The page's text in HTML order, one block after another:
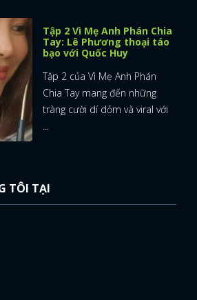
Tập 2 Vì Mẹ Anh Phán Chia
Tay: Lê Phương thoại táo
bạo với Quốc Huy
Tập 2 của Vì Mẹ Anh Phán
Chia Tay mang đến những
tràng cười dí dỏm và viral với
...
TÔI TẠI